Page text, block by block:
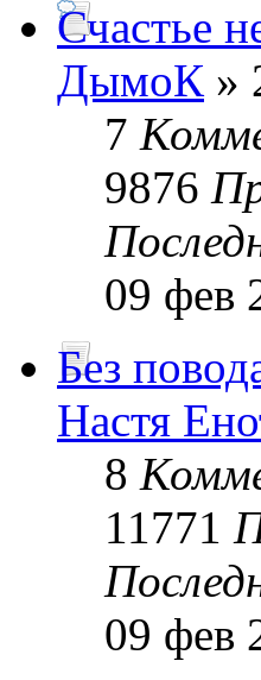
Счастье
ДымоК »
7
9876
09 фев
Без
Настя
8
11771
09 фев